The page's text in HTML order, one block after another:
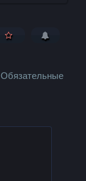
Обязательные